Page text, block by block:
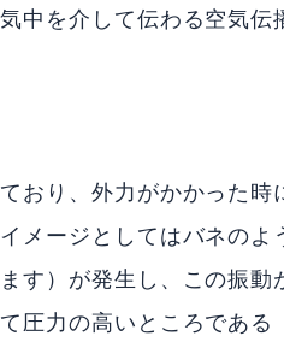
中を介して伝わる空気
おり、外力がかかった
メージとしてはバネのよ
す）が発生し、この振
圧力の高いところであ